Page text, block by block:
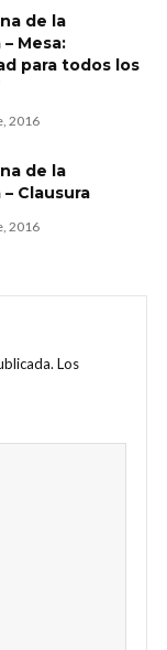
de la
Mesa:
para todos los
2016
de la
Clausura
2016
Los